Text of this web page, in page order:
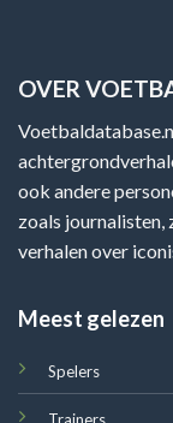
OVER
ook andere
zoals journalisten,
verhalen over
Meest gelezen
Spelers
Trainers